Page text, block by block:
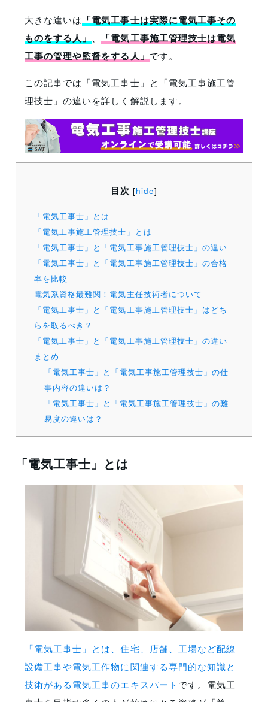
大きな違いは「電気工事士は実際に電気工事その
ものをする人」
「電気工事施工管理技士は電気
工事の管理や監督をする人」です。
この記事では「電気工事士」と「電気工事施工管
理技士」の違いを詳しく解説します。
目次 [hide]
「電気工事士」とは
「電気工事施工管理技士」とは
「電気工事士」と「電気工事施工管理技士」の違い
「電気工事士」と「電気工事施工管理技士」の合格
率を比較
電気系資格最難関！電気主任技術者について
「電気工事士」と「電気工事施工管理技士」はどち
らを取るべき？
「電気工事士」と「電気工事施工管理技士」の違い
まとめ
「電気工事士」と「電気工事施工管理技士」の仕
事内容の違いは？
「電気工事士」と「電気工事施工管理技士」の難
易度の違いは？
「電気工事士」とは
「電気工事士」とは、住宅、店舗、工場など配線
設備工事や電気工作物に関連する専門的な知識と
技術がある電気工事のエキスパート です。電気工